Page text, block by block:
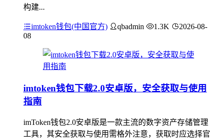
构建...
imtoken钱包(中国官方) qbadmin 1.3K
2026-08-
08
imtoken钱包下载2.0安卓版，安全获取与使用
指南
imToken钱包2.0安卓版是一款主流的数字资产存储管理
工具，其安全获取与使用需格外注意，获取时应选择官